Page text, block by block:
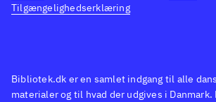
Bibliotek.dk er en samlet indgang til alle
materialer og til hvad der udgives i Danmark.
Tilgængelighedserklæring